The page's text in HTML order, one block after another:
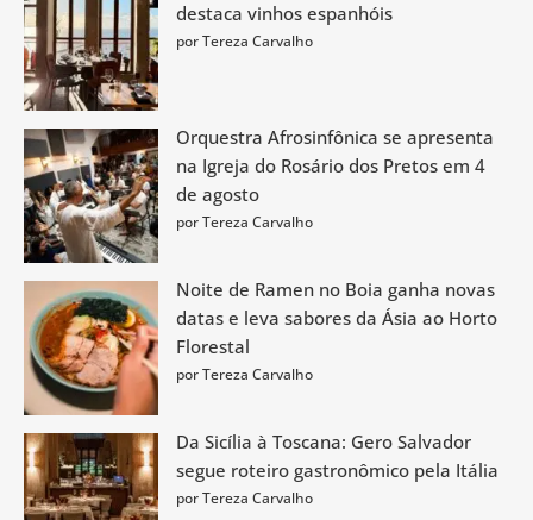
destaca vinhos espanhóis
por Tereza Carvalho
Orquestra Afrosinfônica se apresenta
na Igreja do Rosário dos Pretos em 4
de agosto
por Tereza Carvalho
Noite de Ramen no Boia ganha novas
datas e leva sabores da Ásia ao Horto
Florestal
por Tereza Carvalho
Da Sicília à Toscana: Gero Salvador
segue roteiro gastronômico pela Itália
por Tereza Carvalho